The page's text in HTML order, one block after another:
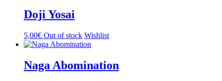
Doji Yosai
5,00€ Out of stock Wishlist
Naga Abomination